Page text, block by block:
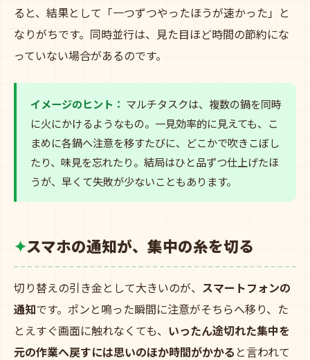
ると、結果として「一つずつやったほうが速かった」と
なりがちです。同時並行は、見た目ほど時間の節約にな
っていない場合があるのです。
イメージのヒント： マルチタスクは、複数の鍋を同時
に火にかけるようなもの。一見効率的に見えても、こ
まめに各鍋へ注意を移すたびに、どこかで吹きこぼし
たり、味見を忘れたり。結局はひと品ずつ仕上げたほ
うが、早くて失敗が少ないこともあります。
スマホの通知が、集中の糸を切る
切り替えの引き金として大きいのが、 スマートフォンの
通知です。ポンと鳴った瞬間に注意がそちらへ移り、た
とえすぐ画面に触れなくても、 いったん途切れた集中を
元の作業へ戻すには思いのほか時間がかかる と言われて